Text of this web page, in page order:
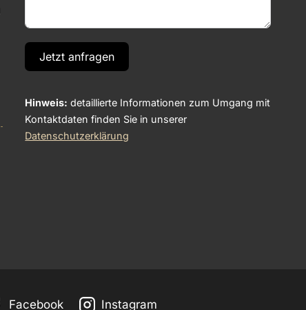
Jetzt anfragen
Hinweis: detaillierte Informationen zum Umgang mit
Kontaktdaten finden Sie in unserer
Datenschutzerklärung
Facebook Instagram